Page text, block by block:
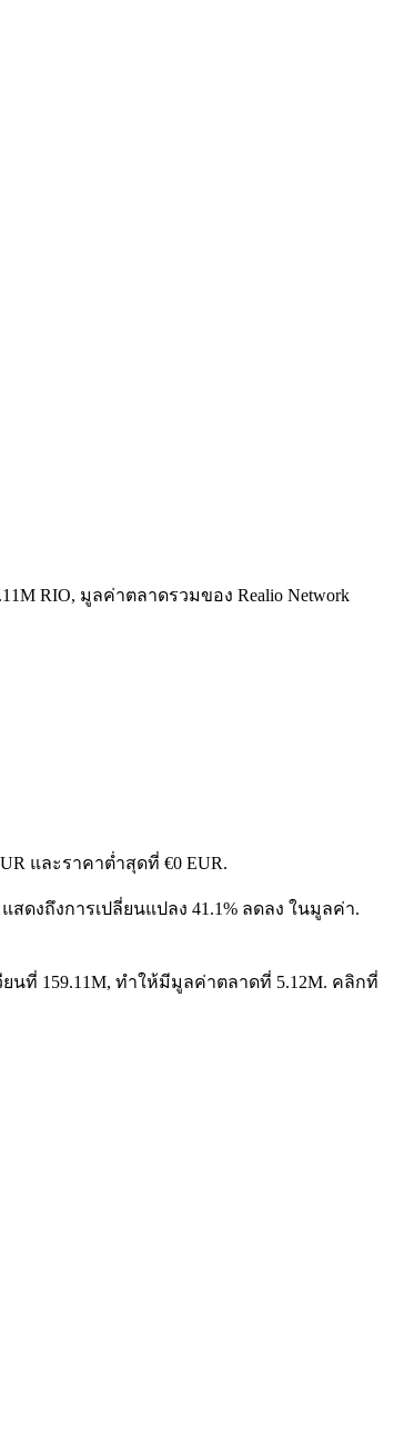
RIO, มูลค่าตลาดรวมของ Realio Network
และราคาต่ำสุดที่ €0 EUR.
แสดงถึงการเปลี่ยนแปลง 41.1% ลดลง ในมูลค่า.
นที่ 159.11M, ทำให้มีมูลค่าตลาดที่ 5.12M. คลิกที่